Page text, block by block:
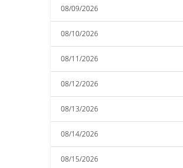
08/09/2026
08/10/2026
08/11/2026
08/12/2026
08/13/2026
08/14/2026
08/15/2026